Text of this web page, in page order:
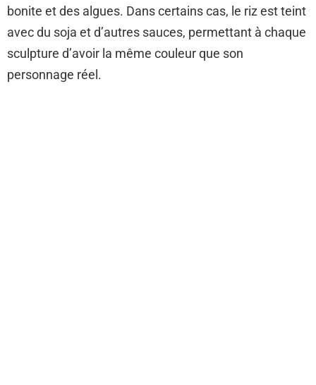
bonite et des algues. Dans certains cas, le riz est teint
avec du soja et d’autres sauces, permettant à chaque
sculpture d’avoir la même couleur que son
personnage réel.